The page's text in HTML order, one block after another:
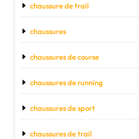
chaussure de trail
chaussures
chaussures de course
chaussures de running
chaussures de sport
chaussures de trail